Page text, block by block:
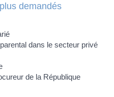
demandés
dans le secteur privé
de la République